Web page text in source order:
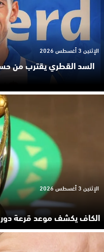
السد القطري يقترب من
الإثنين 3 أغسطس 2026
الكاف يكشف موعد قرعة
الإثنين 3 أغسطس 2026